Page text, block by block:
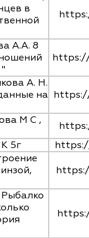
в
А.А. 8
https://
А. Н.
на
М С ,
5г
Рыбалко